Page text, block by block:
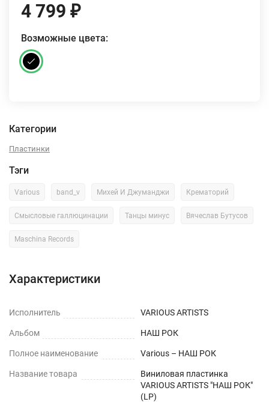
4 799 ₽
Возможные цвета:
Категории
Пластинки
Тэги
Various band_v Михей И Джуманджи Крематорий
Смысловые галлюцинации Танцы минус Вячеслав Бутусов
Maschina Records
Характеристики
Исполнитель VARIOUS ARTISTS
Альбом НАШ РОК
Полное наименование Various – НАШ РОК
Название товара
Виниловая пластинка
VARIOUS ARTISTS "НАШ РОК"
(LP)